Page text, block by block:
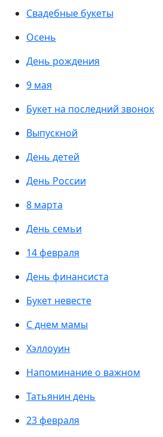
Свадебные букеты
Осень
День рождения
9 мая
Букет на последний звонок
Выпускной
День детей
День России
8 марта
День семьи
14 февраля
День финансиста
Букет невесте
С днем мамы
Хэллоуин
Напоминание о важном
Татьянин день
23 февраля